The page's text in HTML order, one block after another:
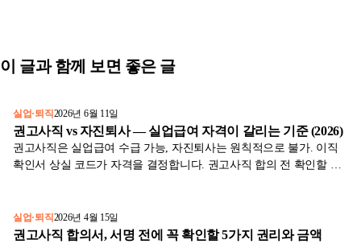
이 글과 함께 보면 좋은 글
실업·퇴직2026년 6월 11일
권고사직 vs 자진퇴사 — 실업급여 자격이 갈리는 기준 (2026)
권고사직은 실업급여 수급 가능, 자진퇴사는 원칙적으로 불가. 이직
확인서 상실 코드가 자격을 결정합니다. 권고사직 합의 전 확인할 것,
실업·퇴직2026년 4월 15일
권고사직 합의서, 서명 전에 꼭 확인할 5가지 권리와 금액